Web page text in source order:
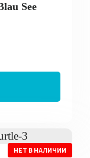
See
НЕТ В НАЛИЧИИ